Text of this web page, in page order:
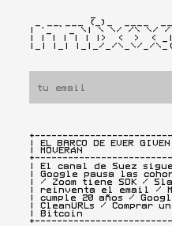
| '_ ` _ \| \ \/ /\ \/ /
| | | | | | |>  <  >  <
|_| |_| |_|_/_/\_\/_/
| EL BARCO DE EVER
| MOVERÁN
| El canal de Suez
| Google pausa las
| / Zoom tiene SDK /
| reinventa el email /
| cumple 20 años /
| CleanURLs / Comprar
| Bitcoin